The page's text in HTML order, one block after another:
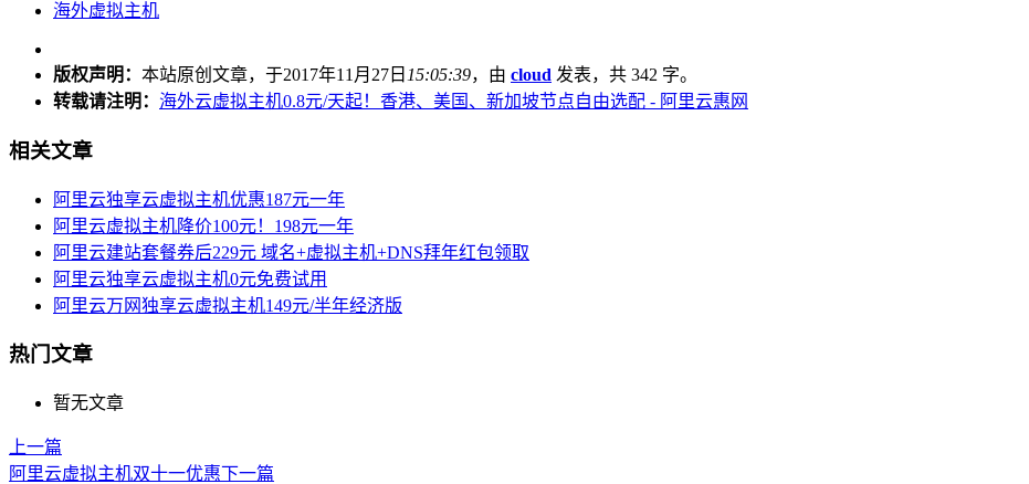
海外虚拟主机
版权声明： 本站原创文章，于2017年11月27日 15:05:39，由 cloud 发表，共 342 字。
转载请注明： 海外云虚拟主机0.8元/天起！香港、美国、新加坡节点自由选配 - 阿里云惠网
相关文章
阿里云独享云虚拟主机优惠187元一年
阿里云虚拟主机降价100元！198元一年
阿里云建站套餐券后229元 域名+虚拟主机+DNS拜年红包领取
阿里云独享云虚拟主机0元免费试用
阿里云万网独享云虚拟主机149元/半年经济版
热门文章
暂无文章
上一篇
阿里云虚拟主机双十一优惠下一篇